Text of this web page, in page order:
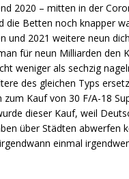
2020 – mitten in der
die Betten noch knapper
und 2021 weitere neun
für neun Milliarden den
weniger als sechzig
des gleichen Typs
zum Kauf von 30 F/A-18
dieser Kauf, weil
über Städten abwerfen
einmal